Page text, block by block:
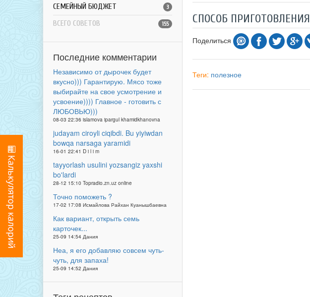
СЕМЕЙНЫЙ БЮДЖЕТ 3
ВСЕГО СОВЕТОВ 155
Последние комментарии
Независимо от дырочек будет
вкусно))) Гарантирую. Мясо тоже
выбирайте на свое усмотрение и
усвоение)))) Главное - готовить с
ЛЮБОВЬЮ)))
08-03 22:36 islamova ipargul khamidkhanovna
judayam ciroyli ciqibdi. Bu yiyiwdan
bowqa narsaga yaramidi
16-01 22:41 D i l i m
tayyorlash usulini yozsangiz yaxshi
bo'lardi
28-12 15:10 Topradio.zn.uz online
Точно поможеть ?
17-02 17:08 Исмайлова Райхан Куанышбаевна
Как вариант, открыть семь
карточек...
25-09 14:54 Дания
Неа, я его добавляю совсем чуть-
чуть, для запаха!
25-09 14:52 Дания
СПОСОБ ПРИГОТОВЛЕНИЯ
Поделиться
Теги: полезное